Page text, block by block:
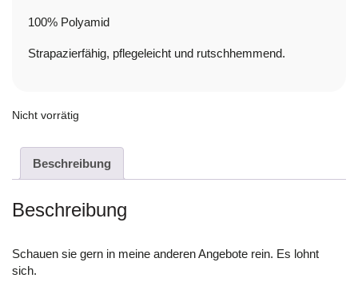
100% Polyamid
Strapazierfähig, pflegeleicht und rutschhemmend.
Nicht vorrätig
Beschreibung
Beschreibung
Schauen sie gern in meine anderen Angebote rein. Es lohnt
sich.